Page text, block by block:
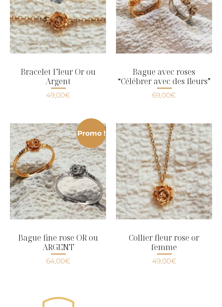
Bracelet Fleur Or ou
Argent
49,00€
Bague avec roses
“Célébrer avec des fleurs”
69,00€
Promo !
Bague fine rose OR ou
ARGENT
64,00€
Collier fleur rose or
femme
49,00€